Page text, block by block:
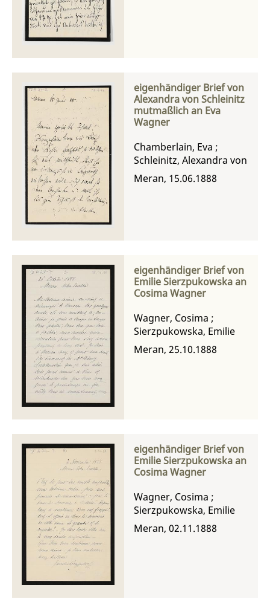
eigenhändiger Brief von
Alexandra von Schleinitz
mutmaßlich an Eva
Wagner
Chamberlain, Eva ;
Schleinitz, Alexandra von
Meran, 15.06.1888
eigenhändiger Brief von
Emilie Sierzpukowska an
Cosima Wagner
Wagner, Cosima ;
Sierzpukowska, Emilie
Meran, 25.10.1888
eigenhändiger Brief von
Emilie Sierzpukowska an
Cosima Wagner
Wagner, Cosima ;
Sierzpukowska, Emilie
Meran, 02.11.1888